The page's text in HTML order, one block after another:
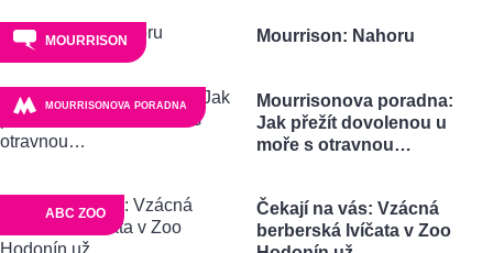
MOURRISON Mourrison: Nahoru
MOURRISONOVA PORADNA
Mourrisonova poradna:
Jak přežít dovolenou u
moře s otravnou…
ABC ZOO
Čekají na vás: Vzácná
berberská lvíčata v Zoo